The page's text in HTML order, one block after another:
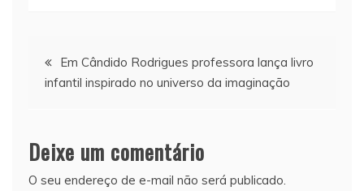
Navegação
de
Post
Em Cândido Rodrigues professora lança livro
infantil inspirado no universo da imaginação
Deixe um comentário
O seu endereço de e-mail não será publicado.